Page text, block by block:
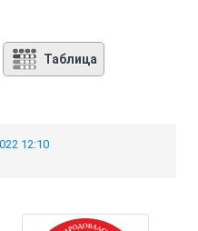
Таблица
12:10